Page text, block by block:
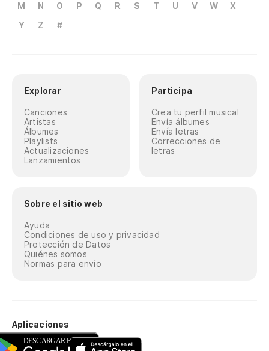
M
N O P Q R S T U V W
X
Y
Z #
Explorar
Canciones
Artistas
Álbumes
Playlists
Actualizaciones
Lanzamientos
Participa
Crea tu perfil musical
Envía álbumes
Envía letras
Correcciones de
letras
Sobre el sitio web
Ayuda
Condiciones de uso y privacidad
Protección de Datos
Quiénes somos
Normas para envío
Aplicaciones